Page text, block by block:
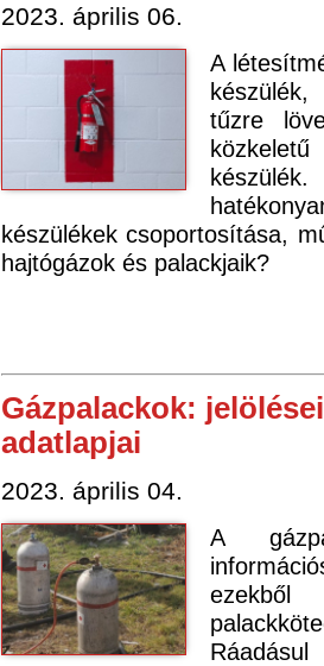
2023. április 06.
A
tűzre
készülékek csoportosítása,
hajtógázok és palackjaik?
Gázpalackok:
adatlapjai
2023. április 04.
A